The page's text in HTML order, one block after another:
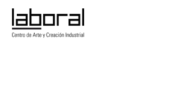
Saltar
contenido